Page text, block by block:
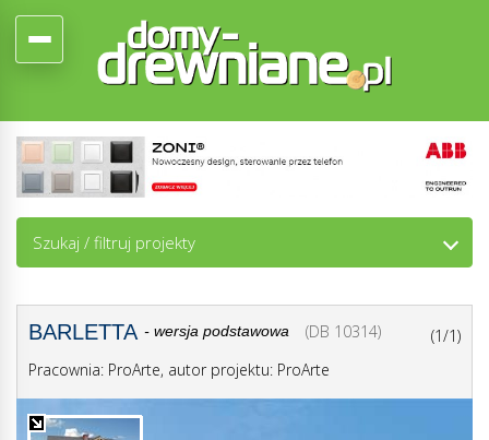
Szukaj / filtruj projekty
BARLETTA - wersja podstawowa (DB 10314)
(1/1)
Pracownia: ProArte, autor projektu: ProArte